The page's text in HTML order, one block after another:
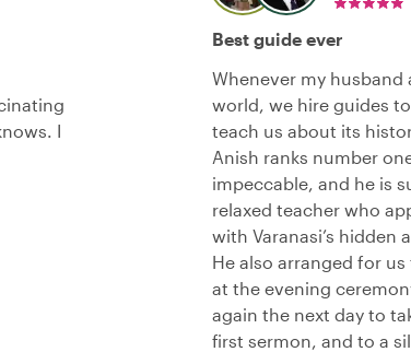
I
Best guide ever
Whenever my
world, we hire guides
teach us about its
Anish ranks number
impeccable, and he is
relaxed teacher who
with Varanasi’s hidden
He also arranged for
at the evening
again the next day to
first sermon, and to a